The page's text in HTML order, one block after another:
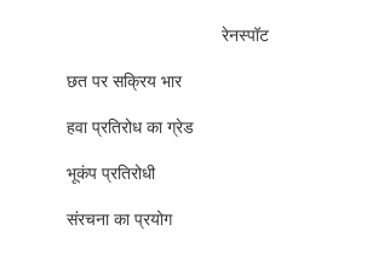
रेनस्पॉट
छत पर सक्रिय भार
हवा प्रतिरोध का ग्रेड
भूकंप प्रतिरोधी
संरचना का प्रयोग